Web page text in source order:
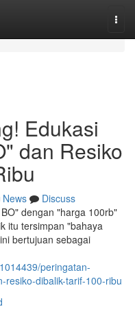
Edukasi
dan Resiko
News
Discuss
dengan "harga 100rb"
itu tersimpan "bahaya
bertujuan sebagai
peringatan-
resiko-dibalik-tarif-100-ribu